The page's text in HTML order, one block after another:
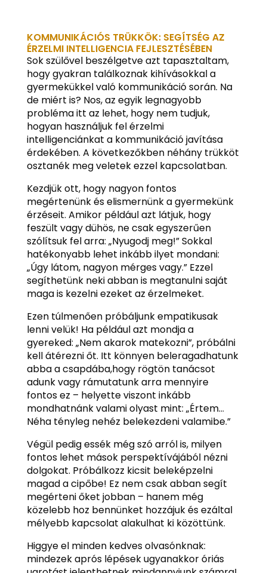
KOMMUNIKÁCIÓS TRÜKKÖK: SEGÍTSÉG AZ
ÉRZELMI INTELLIGENCIA FEJLESZTÉSÉBEN
Sok szülővel beszélgetve azt tapasztaltam,
hogy gyakran találkoznak kihívásokkal a
gyermekükkel való kommunikáció során. Na
de miért is? Nos, az egyik legnagyobb
probléma itt az lehet, hogy nem tudjuk,
hogyan használjuk fel érzelmi
intelligenciánkat a kommunikáció javítása
érdekében. A következőkben néhány trükköt
osztanék meg veletek ezzel kapcsolatban.
Kezdjük ott, hogy nagyon fontos
megértenünk és elismernünk a gyermekünk
érzéseit. Amikor például azt látjuk, hogy
feszült vagy dühös, ne csak egyszerűen
szólítsuk fel arra: „Nyugodj meg!” Sokkal
hatékonyabb lehet inkább ilyet mondani:
„Úgy látom, nagyon mérges vagy.” Ezzel
segíthetünk neki abban is megtanulni saját
maga is kezelni ezeket az érzelmeket.
Ezen túlmenően próbáljunk empatikusak
lenni velük! Ha például azt mondja a
gyereked: „Nem akarok matekozni”, próbálni
kell átérezni őt. Itt könnyen beleragadhatunk
abba a csapdába,hogy rögtön tanácsot
adunk vagy rámutatunk arra mennyire
fontos ez – helyette viszont inkább
mondhatnánk valami olyast mint: „Értem…
Néha tényleg nehéz belekezdeni valamibe.”
Végül pedig essék még szó arról is, milyen
fontos lehet mások perspektívájából nézni
dolgokat. Próbálkozz kicsit beleképzelni
magad a cipőbe! Ez nem csak abban segít
megérteni őket jobban – hanem még
közelebb hoz bennünket hozzájuk és ezáltal
mélyebb kapcsolat alakulhat ki közöttünk.
Higgye el minden kedves olvasónknak:
mindezek aprós lépések ugyanakkor óriás